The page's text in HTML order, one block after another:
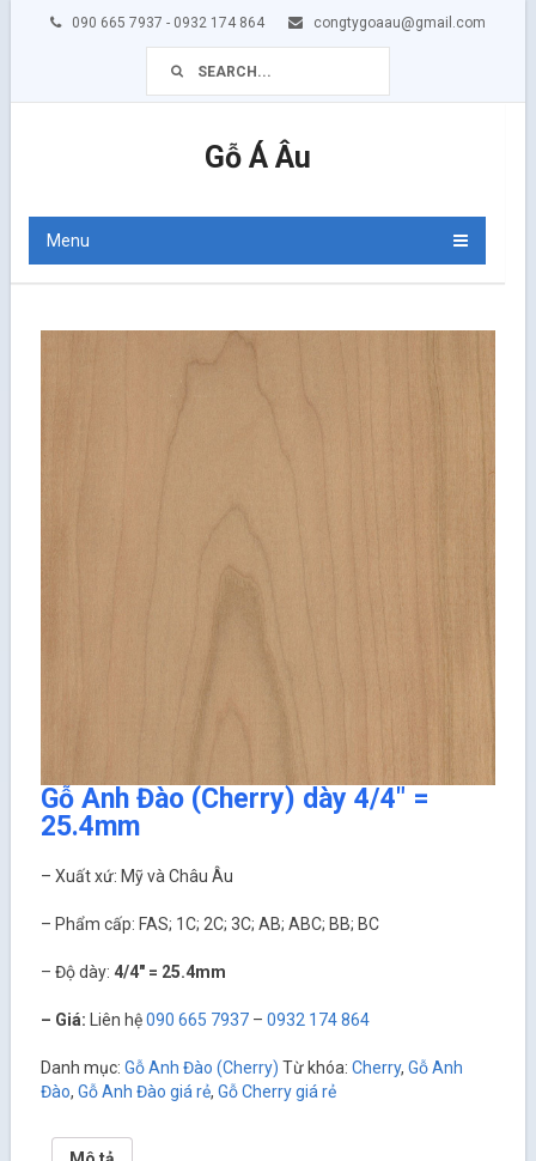
090 665 7937 - 0932 174 864 congtygoaau@gmail.com
Gỗ Á Âu
Menu
Gỗ Anh Đào (Cherry) dày 4/4″ =
25.4mm
– Xuất xứ: Mỹ và Châu Âu
– Phẩm cấp: FAS; 1C; 2C; 3C; AB; ABC; BB; BC
– Độ dày: 4/4″ = 25.4mm
– Giá: Liên hệ090 665 7937– 0932 174 864
Danh mục: Gỗ Anh Đào (Cherry) Từ khóa: Cherry, Gỗ Anh
Đào, Gỗ Anh Đào giá rẻ, Gỗ Cherry giá rẻ